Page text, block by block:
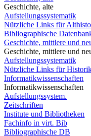
Geschichte, alte
Aufstellungssystematik
Nützliche Links für
Bibliographische
Geschichte, mittlere und
Geschichte, mittlere und
Aufstellungssystematik
Nützliche Links für
Informatikwissenschaften
Informatikwissenschaften
Aufstellungssystem.
Zeitschriften
Institute und Bibliotheken
Fachinfo in virt. Bib
Bibliographische DB